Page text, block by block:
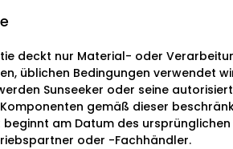
deckt nur Material- oder
üblichen Bedingungen verwendet
Sunseeker oder seine
gemäß dieser
am Datum des
oder -Fachhändler.